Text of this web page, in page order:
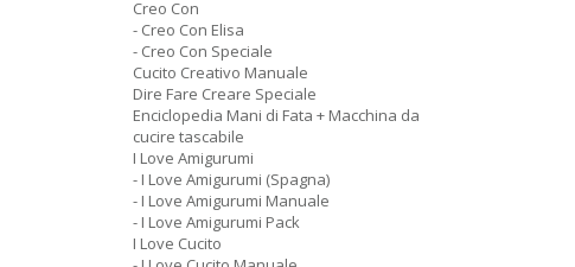
Creo Con
- Creo Con Elisa
- Creo Con Speciale
Cucito Creativo Manuale
Dire Fare Creare Speciale
Enciclopedia Mani di Fata + Macchina da
cucire tascabile
I Love Amigurumi
- I Love Amigurumi (Spagna)
- I Love Amigurumi Manuale
- I Love Amigurumi Pack
I Love Cucito